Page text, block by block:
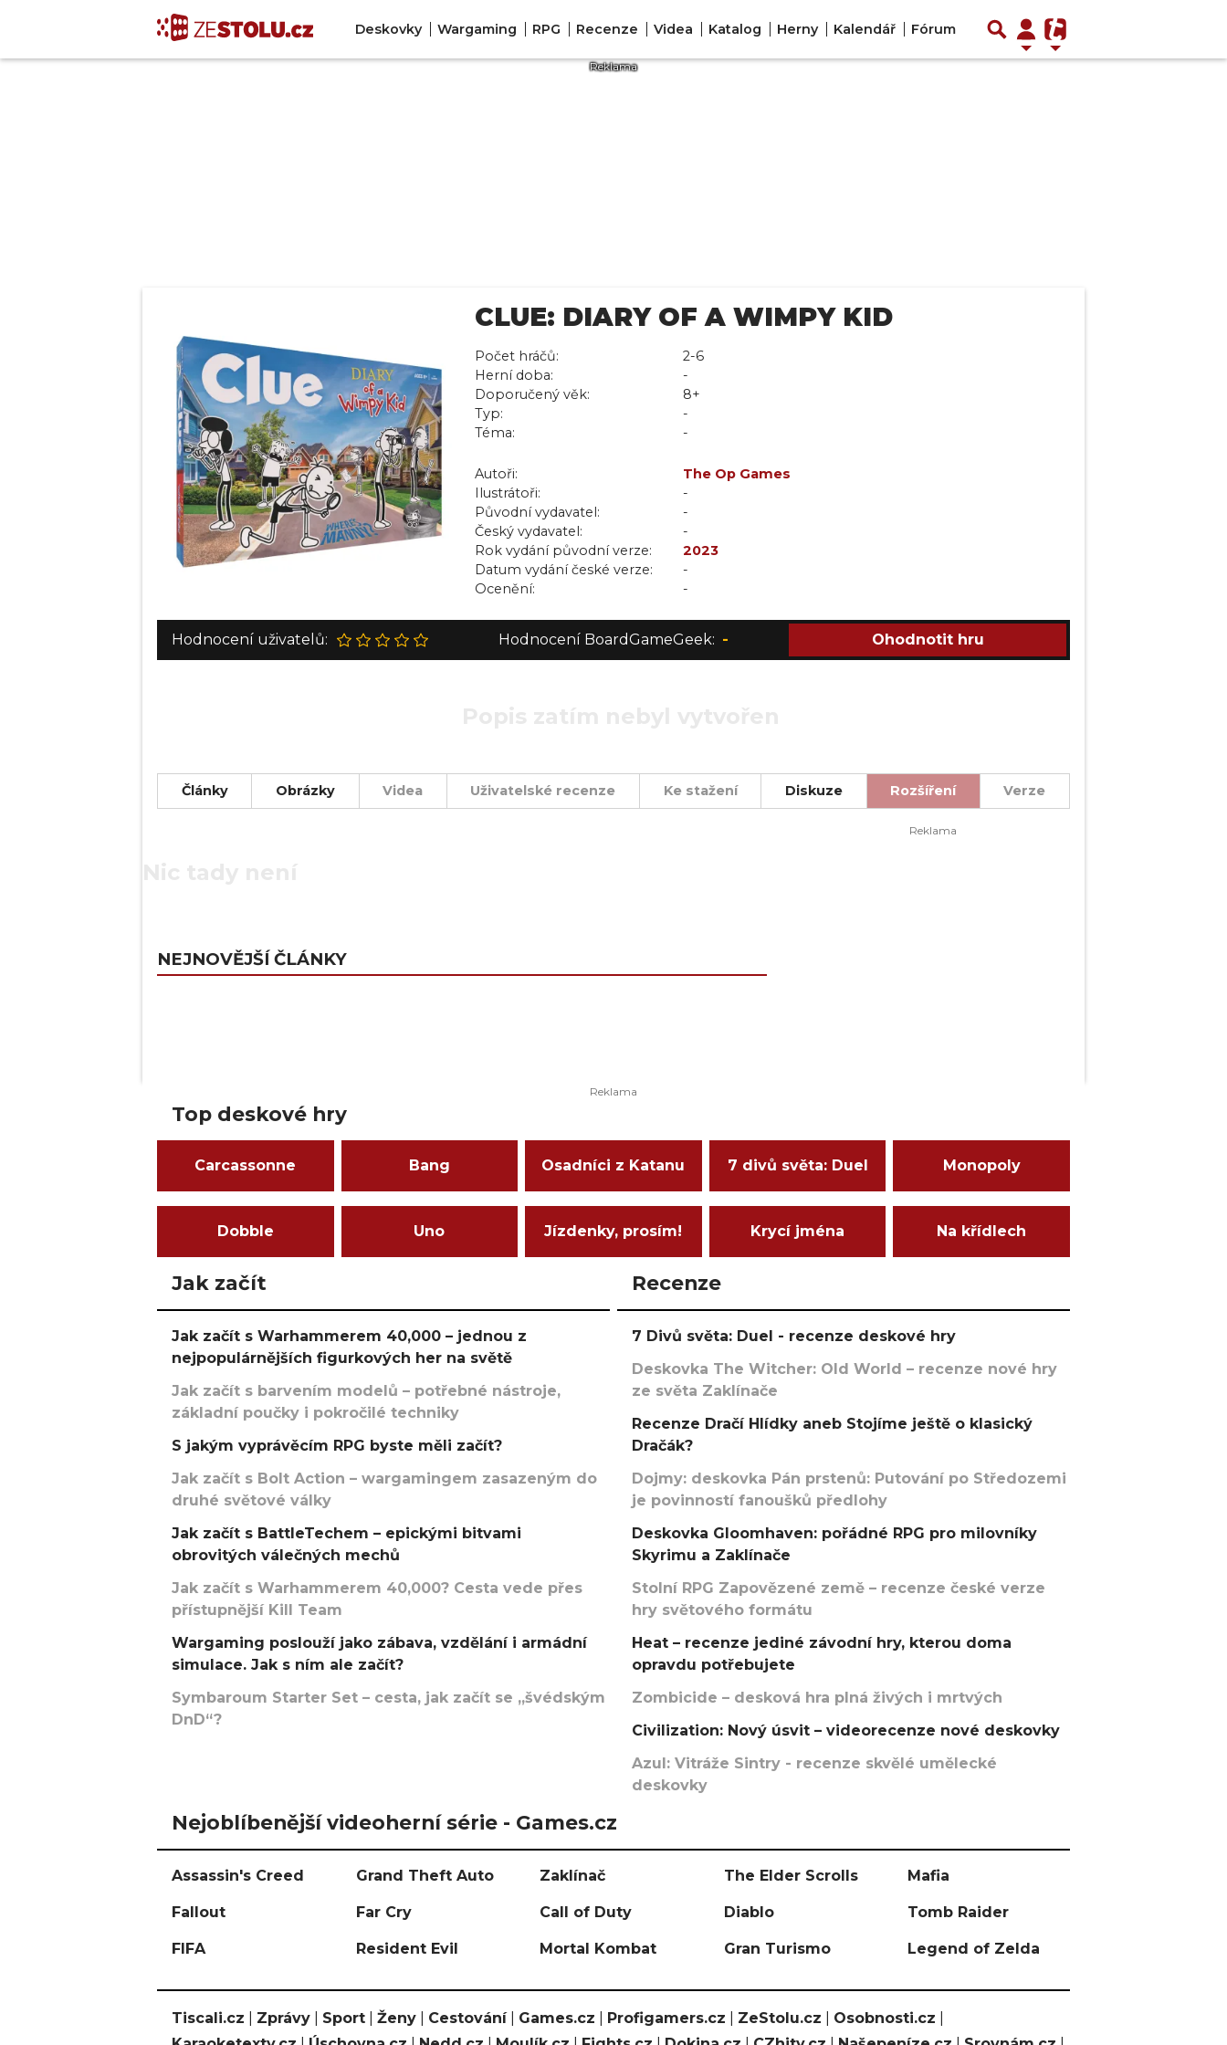
Deskovky Wargaming RPG Recenze Videa Katalog Herny Kalendář Fórum
CLUE: DIARY OF A WIMPY KID
Počet hráčů:
2-6
Herní doba:
-
Doporučený věk:
8+
Typ:
-
Téma:
-
Autoři:
The Op Games
Ilustrátoři:
-
Původní vydavatel:
-
Český vydavatel:
-
Rok vydání původní verze:
2023
Datum vydání české verze:
-
Ocenění:
-
Hodnocení uživatelů: Hodnocení BoardGameGeek: - Ohodnotit hru
Články Obrázky Videa Uživatelské recenze Ke stažení Diskuze Rozšíření Verze
NEJNOVĚJŠÍ ČLÁNKY
Top deskové hry
Carcassonne Bang Osadníci z Katanu 7 divů světa: Duel Monopoly
Dobble Uno Jízdenky, prosím! Krycí jména Na křídlech
Jak začít
Jak začít s Warhammerem 40,000 – jednou z
nejpopulárnějších figurkových her na světě
Jak začít s barvením modelů – potřebné nástroje,
základní poučky i pokročilé techniky
S jakým vyprávěcím RPG byste měli začít?
Jak začít s Bolt Action – wargamingem zasazeným do
druhé světové války
Jak začít s BattleTechem – epickými bitvami
obrovitých válečných mechů
Jak začít s Warhammerem 40,000? Cesta vede přes
přístupnější Kill Team
Wargaming poslouží jako zábava, vzdělání i armádní
simulace. Jak s ním ale začít?
Symbaroum Starter Set – cesta, jak začít se „švédským
DnD“?
Recenze
7 Divů světa: Duel - recenze deskové hry
Deskovka The Witcher: Old World – recenze nové hry
ze světa Zaklínače
Recenze Dračí Hlídky aneb Stojíme ještě o klasický
Dračák?
Dojmy: deskovka Pán prstenů: Putování po Středozemi
je povinností fanoušků předlohy
Deskovka Gloomhaven: pořádné RPG pro milovníky
Skyrimu a Zaklínače
Stolní RPG Zapovězené země – recenze české verze
hry světového formátu
Heat – recenze jediné závodní hry, kterou doma
opravdu potřebujete
Zombicide – desková hra plná živých i mrtvých
Civilization: Nový úsvit – videorecenze nové deskovky
Azul: Vitráže Sintry - recenze skvělé umělecké
deskovky
Nejoblíbenější videoherní série - Games.cz
Assassin's Creed Grand Theft Auto Zaklínač The Elder Scrolls Mafia
Fallout Far Cry Call of Duty Diablo Tomb Raider
FIFA Resident Evil Mortal Kombat Gran Turismo Legend of Zelda
Tiscali.cz Zprávy Sport Ženy Cestování| Games.cz Profigamers.cz ZeStolu.cz Osobnosti.cz